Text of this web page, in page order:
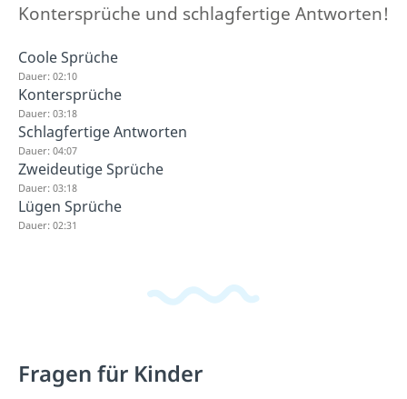
Kontersprüche und schlagfertige Antworten!
Coole Sprüche
Dauer: 02:10
Kontersprüche
Dauer: 03:18
Schlagfertige Antworten
Dauer: 04:07
Zweideutige Sprüche
Dauer: 03:18
Lügen Sprüche
Dauer: 02:31
Fragen für Kinder